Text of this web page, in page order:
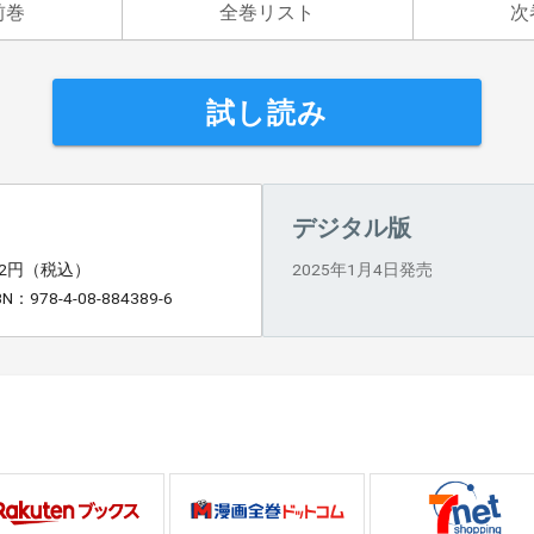
巻 全巻リスト 次
試し読み
円（税込）
：978-4-08-884389-6
デジタル版
2025年1月4日発売